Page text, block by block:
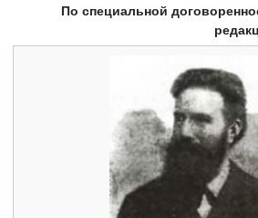
По специальной